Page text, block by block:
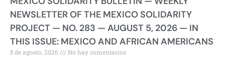
NEWSLETTER OF THE MEXICO SOLIDARITY
PROJECT — NO. 283 — AUGUST 5, 2026 — IN
THIS ISSUE: MEXICO AND AFRICAN AMERICANS
5 de agosto, 2026 No hay comentarios